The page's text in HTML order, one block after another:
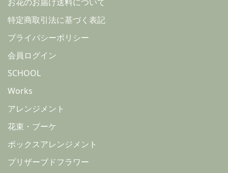
特定商取引法に基づく表記
プライバシーポリシー
会員ログイン
SCHOOL
Works
アレンジメント
花束・ブーケ
ボックスアレンジメント
プリザーブドフラワー